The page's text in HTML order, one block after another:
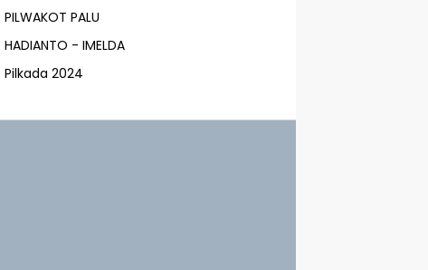
PILWAKOT PALU
HADIANTO - IMELDA
Pilkada 2024